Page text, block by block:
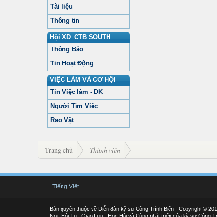
Tài liệu
Thông tin
Hội XD_CTB SOUTH
Thông Báo
Tin Hoạt Động
VIỆC LÀM VÀ CƠ HỘI
Tin Việc làm - DK
Người Tìm Việc
Rao Vặt
Trang chủ Thành viên
Tiếng Việt
Bản quyền thuộc về Diễn đàn kỹ sư Công Trình Biển - Copyright ©
Nơi: Hội Tụ - Giao Lưu - Học Hỏi và Cùng phát triển của kỹ sư Công